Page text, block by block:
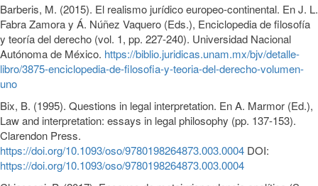
Barberis, M. (2015). El realismo jurídico europeo-continental. En J. L.
Fabra Zamora y Á. Núñez Vaquero (Eds.), Enciclopedia de filosofía
y teoría del derecho (vol. 1, pp. 227-240). Universidad Nacional
Autónoma de México. https://biblio.juridicas.unam.mx/bjv/detalle-
libro/3875-enciclopedia-de-filosofia-y-teoria-del-derecho-volumen-
uno
Bix, B. (1995). Questions in legal interpretation. En A. Marmor (Ed.),
Law and interpretation: essays in legal philosophy (pp. 137-153).
Clarendon Press.
https://doi.org/10.1093/oso/9780198264873.003.0004 DOI:
https://doi.org/10.1093/oso/9780198264873.003.0004